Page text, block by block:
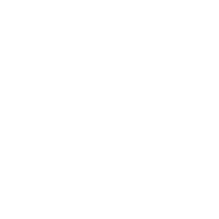
ありません。
です。
ず変更すること